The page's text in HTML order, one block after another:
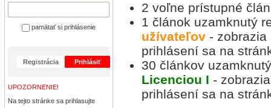
pamätať si prihlásenie
Registrácia Prihlásiť
UPOZORNENIE!
Na tejto stránke sa prihlasujte
2 voľne prístupné
1 článok uzamknutý
užívateľov -
prihlásení sa na
30 článkov
Licenciou I -
prihlásení sa na